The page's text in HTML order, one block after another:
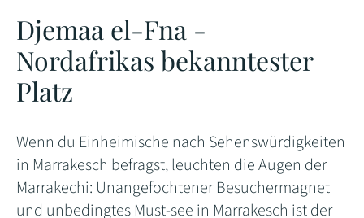
Djemaa el-Fna -
Nordafrikas bekanntester
Platz
Wenn du Einheimische nach Sehenswürdigkeiten
in Marrakesch befragst, leuchten die Augen der
Marrakechi: Unangefochtener Besuchermagnet
und unbedingtes Must-see in Marrakesch ist der